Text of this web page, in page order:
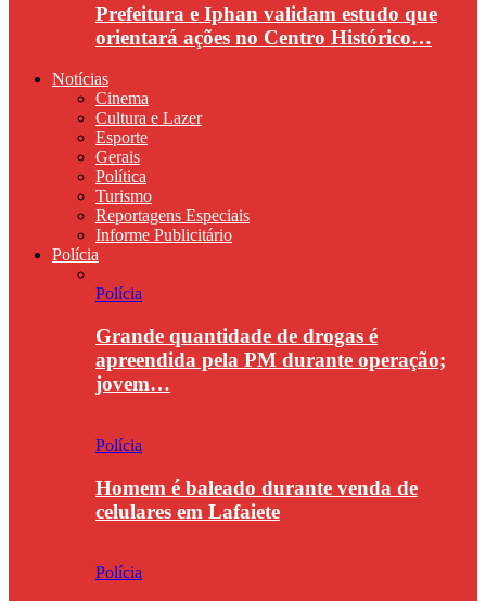
Prefeitura e Iphan validam estudo que
orientará ações no Centro Histórico…
Notícias
Cinema
Cultura e Lazer
Esporte
Gerais
Política
Turismo
Reportagens Especiais
Informe Publicitário
Polícia
Polícia
Grande quantidade de drogas é
apreendida pela PM durante operação;
jovem…
Polícia
Homem é baleado durante venda de
celulares em Lafaiete
Polícia